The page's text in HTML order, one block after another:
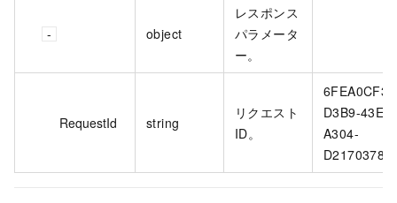
object
レスポンス
パラメータ
ー。
RequestId string
リクエスト
ID。
6FEA0CF3-
D3B9-43E5-
A304-